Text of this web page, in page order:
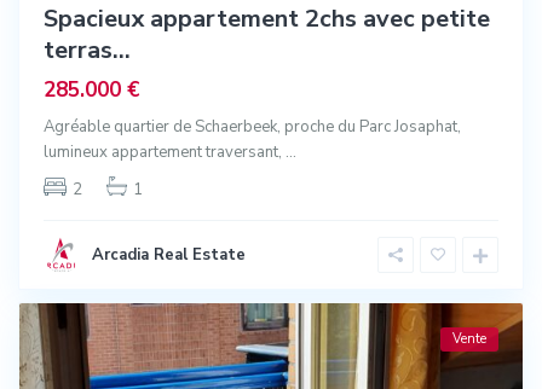
Spacieux appartement 2chs avec petite
terras...
285.000 €
Agréable quartier de Schaerbeek, proche du Parc Josaphat,
lumineux appartement traversant, ...
2
1
Arcadia Real Estate
Vente